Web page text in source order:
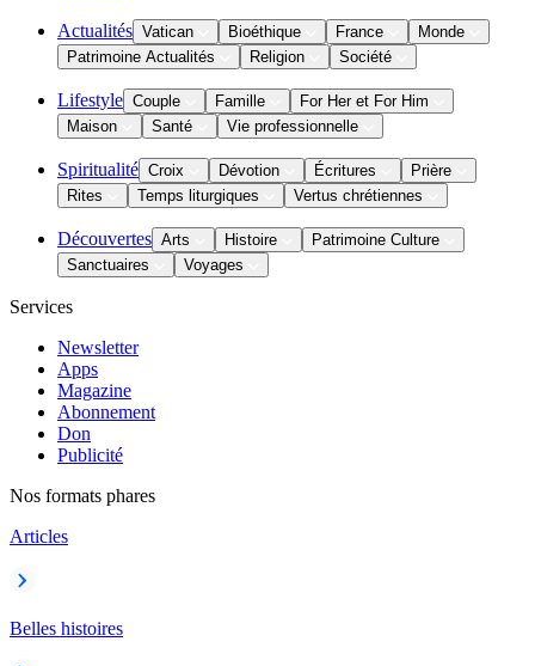
Actualités Vatican Bioéthique France
Monde
Patrimoine Actualités
Religion Société
Lifestyle Couple Famille
For Her et For Him
Maison
Santé Vie professionnelle
Spiritualité Croix Dévotion Écritures
Prière
Rites
Temps liturgiques Vertus chrétiennes
Découvertes Arts Histoire
Patrimoine Culture
Sanctuaires
Voyages
Services
Newsletter
Apps
Magazine
Abonnement
Don
Publicité
Nos formats phares
Articles
Belles histoires